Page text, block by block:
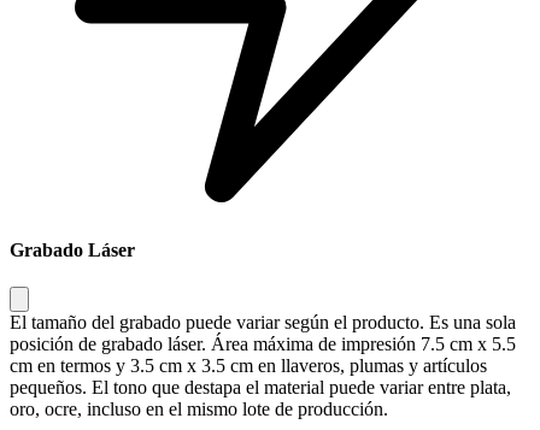
Grabado Láser
El tamaño del grabado puede variar según el producto. Es una sola
posición de grabado láser. Área máxima de impresión 7.5 cm x 5.5
cm en termos y 3.5 cm x 3.5 cm en llaveros, plumas y artículos
pequeños. El tono que destapa el material puede variar entre plata,
oro, ocre, incluso en el mismo lote de producción.